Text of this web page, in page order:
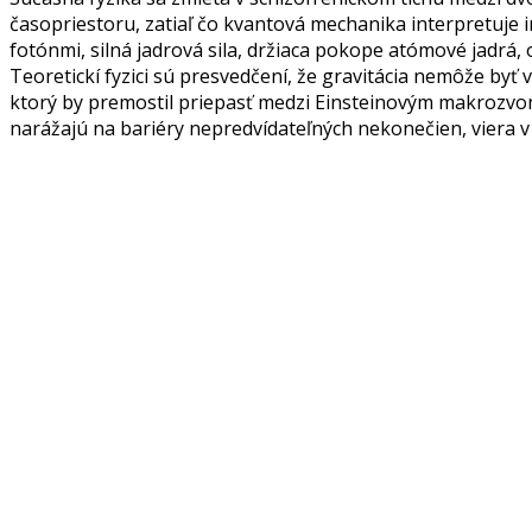
časopriestoru, zatiaľ čo kvantová mechanika
fotónmi, silná jadrová sila, držiaca pokope atómové
Teoretickí fyzici sú presvedčení, že gravitácia nemôže
ktorý by premostil priepasť medzi Einsteinovým
narážajú na bariéry nepredvídateľných nekonečien,